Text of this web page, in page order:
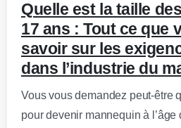
Quelle est la taille
17 ans : Tout ce que
savoir sur les
dans l’industrie du
Vous vous demandez peut-être
pour devenir mannequin à